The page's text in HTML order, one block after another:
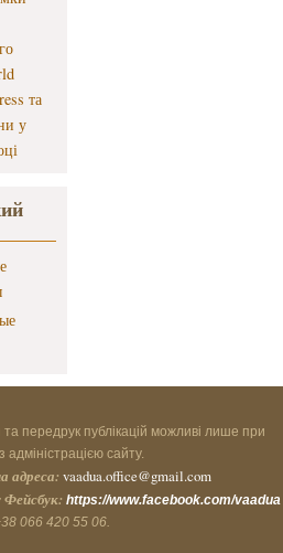
та
у
та передрук публікацій можливі лише при
адміністрацією сайту.
адреса: vaadua.office@gmail.com
https://www.facebook.com/vaadua
066 420 55 06.